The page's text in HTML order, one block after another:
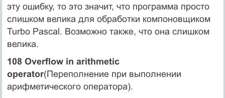
эту ошибку, то это значит, что программа просто
слишком велика для обработки компоновщиком
Turbo Pascal. Возможно также, что она слишком
велика.
108 Overflow in arithmetic
operator(Переполнение при выполнении
арифметического оператора).